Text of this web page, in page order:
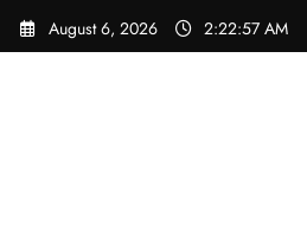
Skip
August 6, 2026 2:22:58 AM